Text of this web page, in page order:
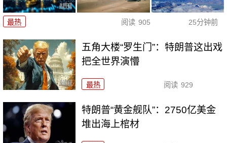
最热 阅读 905 25分钟前
五角大楼“罗生门”：特朗普这出戏
把全世界演懵
最热 阅读 929
特朗普“黄金舰队”：2750亿美金
堆出海上棺材